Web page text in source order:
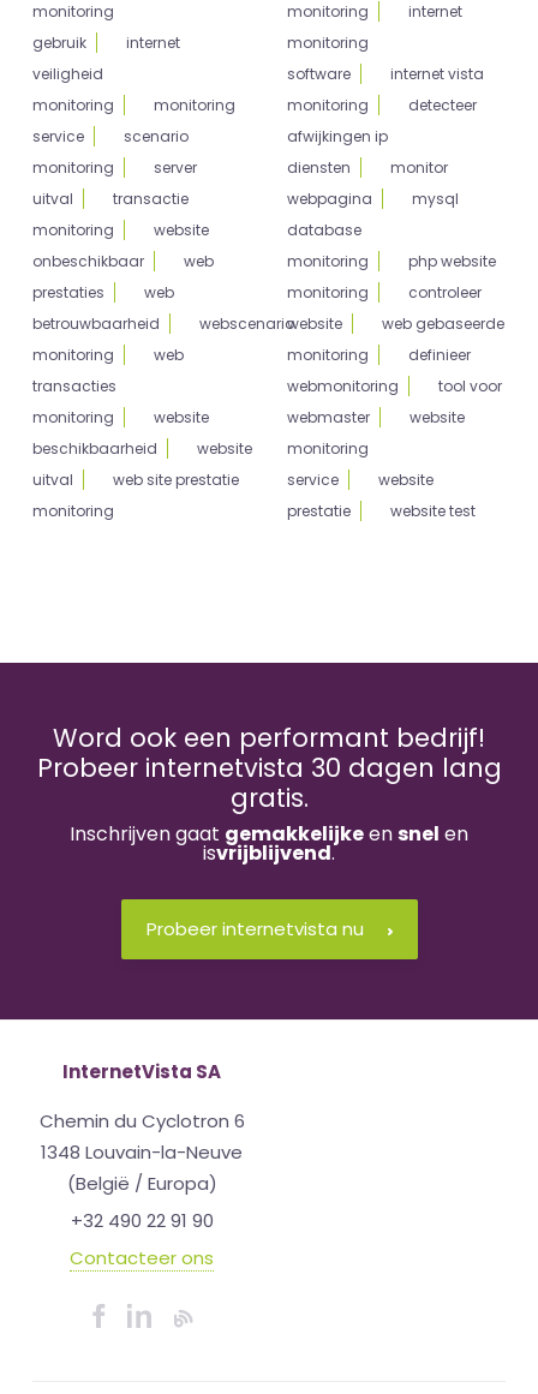
monitoring
gebruik
internet
veiligheid
monitoring
monitoring
service
scenario
monitoring
server
uitval
transactie
monitoring
website
onbeschikbaar
web
prestaties
web
betrouwbaarheid
webscenario
monitoring
web
transacties
monitoring
website
beschikbaarheid
website
uitval
web site prestatie
monitoring
monitoring
internet
monitoring
software
internet vista
monitoring
detecteer
afwijkingen ip
diensten
monitor
webpagina
mysql
database
monitoring
php website
monitoring
controleer
website
web gebaseerde
monitoring
definieer
webmonitoring
tool voor
webmaster
website
monitoring
service
website
prestatie
website test
Word ook een performant bedrijf!
Probeer internetvista 30 dagen lang
gratis.
Inschrijven gaat gemakkelijkeensnel en
isvrijblijvend.
Probeer internetvista nu
InternetVista SA
Chemin du Cyclotron 6
1348 Louvain-la-Neuve
(België / Europa)
+32 490 22 91 90
Contacteer ons